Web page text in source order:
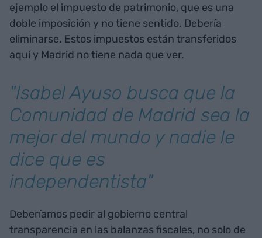
ejemplo el impuesto de patrimonio, que es una
doble imposición y no tiene sentido. Debería
eliminarse. Estos impuestos están transferidos
aquí y Madrid no tiene nada que ver.
"Isabel Ayuso busca que la
Comunidad de Madrid sea la
mejor del mundo y nadie le
dice que es
independentista"
Deberíamos pedir al gobierno central
transparencia en las balanzas fiscales, no solo de